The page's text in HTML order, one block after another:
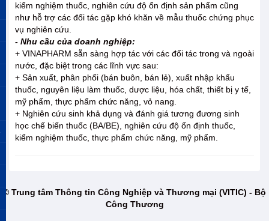
kiểm nghiệm thuốc, nghiên cứu độ ổn định sản phẩm cũng
như hỗ trợ các đối tác gặp khó khăn về mẫu thuốc chứng phục
vụ nghiên cứu.
- Nhu cầu của doanh nghiệp:
+ VINAPHARM sẵn sàng hợp tác với các đối tác trong và ngoài
nước, đặc biệt trong các lĩnh vực sau:
+ Sản xuất, phân phối (bán buôn, bán lẻ), xuất nhập khẩu
thuốc, nguyên liệu làm thuốc, dược liệu, hóa chất, thiết bị y tế,
mỹ phẩm, thực phẩm chức năng, vỏ nang.
+ Nghiên cứu sinh khả dụng và đánh giá tương đương sinh
học chế biến thuốc (BA/BE), nghiên cứu độ ổn định thuốc,
kiểm nghiệm thuốc, thực phẩm chức năng, mỹ phẩm.
© Trung tâm Thông tin Công Nghiệp và Thương mại (VITIC) - Bộ
Công Thương